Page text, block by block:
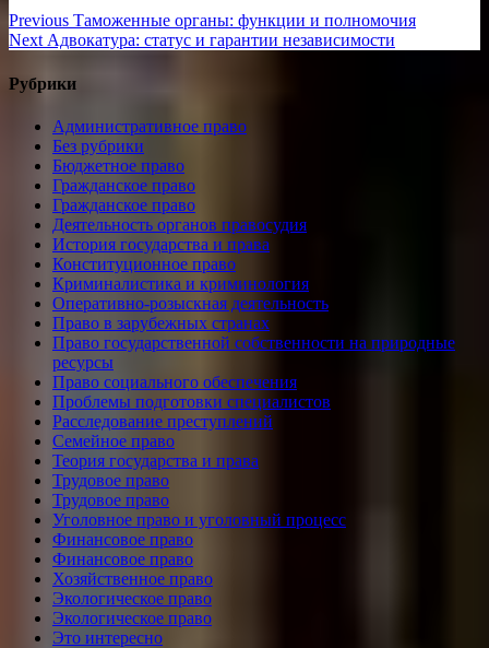
Навигация
по
записям
Previous Previous
post:
Таможенные органы: функции и полномочия
Next Next
Адвокатура: статус и гарантии независимости
Рубрики
Административное право
Без рубрики
Бюджетное право
Гражданское право
Гражданское право
Деятельность органов правосудия
История государства и права
Конституционное право
Криминалистика и криминология
Оперативно-розыскная деятельность
Право в зарубежных странах
Право государственной собственности на природные
ресурсы
Право социального обеспечения
Проблемы подготовки специалистов
Расследование преступлений
Семейное право
Теория государства и права
Трудовое право
Трудовое право
Уголовное право и уголовный процесс
Финансовое право
Финансовое право
Хозяйственное право
Экологическое право
Экологическое право
Это интересно